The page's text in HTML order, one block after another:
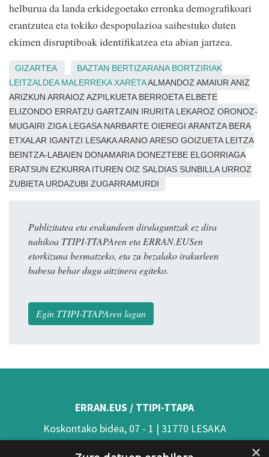
helburua da landa erkidegoetako erronka demografikoari
erantzutea eta tokiko despopulazioa saihestuko duten
ekimen disruptiboak identifikatzea eta abian jartzea.
GIZARTEA BAZTAN BERTIZARANA BORTZIRIAK
LEITZALDEA MALERREKA XARETAALMANDOZ AMAIUR ANIZ
ARIZKUN ARRAIOZ AZPILKUETA BERROETA ELBETE
ELIZONDO ERRATZU GARTZAIN IRURITA LEKAROZ ORONOZ-
MUGAIRI ZIGA LEGASA NARBARTE OIEREGI ARANTZA BERA
ETXALAR IGANTZI LESAKA ARANO ARESO GOIZUETA LEITZA
BEINTZA-LABAIEN DONAMARIA DONEZTEBE ELGORRIAGA
ERATSUN EZKURRA ITUREN OIZ SALDIAS SUNBILLA URROZ
ZUBIETA URDAZUBI ZUGARRAMURDI
Publizitatea eta erakundeen dirulaguntzak ez dira
nahikoa TTIPI-TTAPAren eta ERRAN.EUSen
etorkizuna bermatzeko, eta zu bezalako irakurleen
babesa behar dugu aitzinera egiteko.
Egin TTIPI-TTAPAren lagun
ERRAN.EUS / TTIPI-TTAPA
Koskontako bidea, 07 - 1 | 31770 LESAKA
(Nafarroa)
×